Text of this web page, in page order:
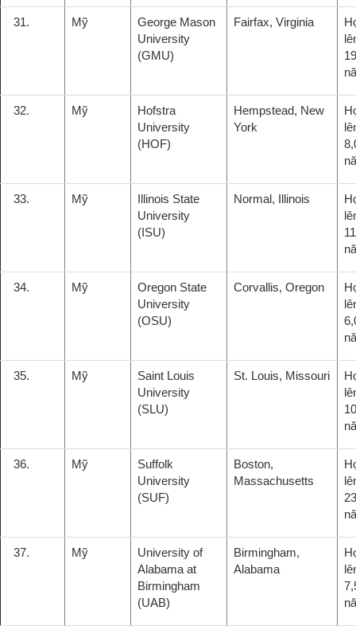
31. Mỹ
George Mason
University
(GMU)
Fairfax, Virginia
32. Mỹ
Hofstra
University
(HOF)
Hempstead, New
York
33. Mỹ
Illinois State
University
(ISU)
Normal, Illinois
34. Mỹ
Oregon State
University
(OSU)
Corvallis, Oregon
35. Mỹ
Saint Louis
University
(SLU)
St. Louis, Missouri
36. Mỹ
Suffolk
University
(SUF)
Boston,
Massachusetts
37. Mỹ
University of
Alabama at
Birmingham
(UAB)
Birmingham,
Alabama